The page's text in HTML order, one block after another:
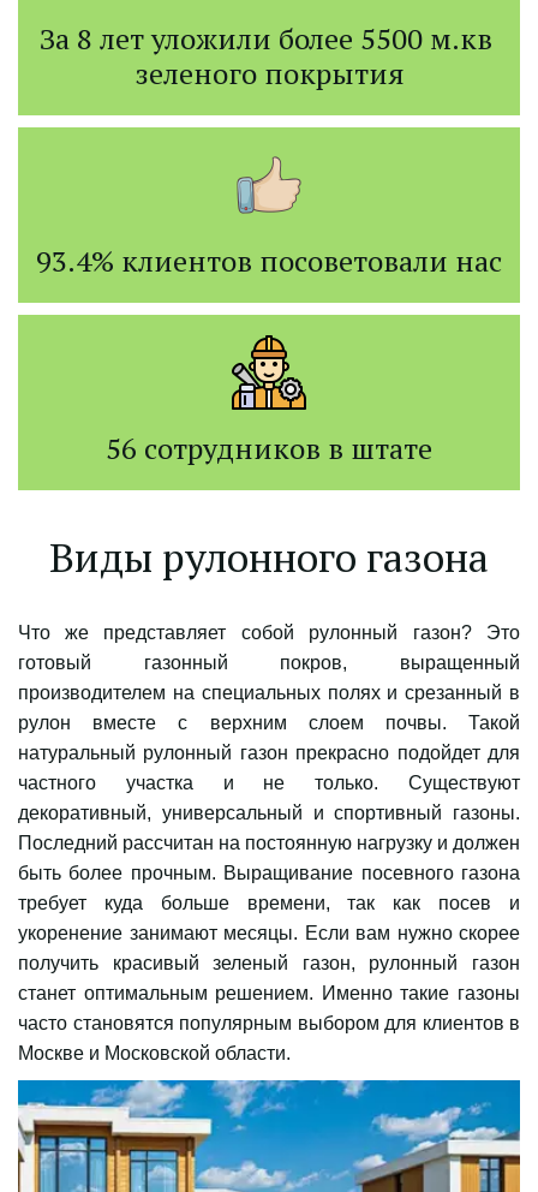
За 8 лет уложили более 5500 м.кв
зеленого покрытия
93.4% клиентов посоветовали нас
56 сотрудников в штате
Виды рулонного газона
Что же представляет собой рулонный газон? Это
готовый газонный покров, выращенный
производителем на специальных полях и срезанный в
рулон вместе с верхним слоем почвы. Такой
натуральный рулонный газон прекрасно подойдет для
частного участка и не только. Существуют
декоративный, универсальный и спортивный газоны.
Последний рассчитан на постоянную нагрузку и должен
быть более прочным. Выращивание посевного газона
требует куда больше времени, так как посев и
укоренение занимают месяцы. Если вам нужно скорее
получить красивый зеленый газон, рулонный газон
станет оптимальным решением. Именно такие газоны
часто становятся популярным выбором для клиентов в
Москве и Московской области.